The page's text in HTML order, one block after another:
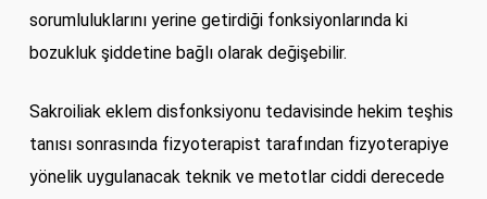
sorumluluklarını yerine getirdiği fonksiyonlarında ki
bozukluk şiddetine bağlı olarak değişebilir.
Sakroiliak eklem disfonksiyonu tedavisinde hekim teşhis
tanısı sonrasında fizyoterapist tarafından fizyoterapiye
yönelik uygulanacak teknik ve metotlar ciddi derecede